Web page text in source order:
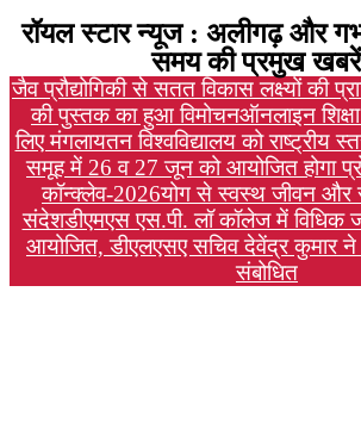
रॉयल स्टार न्यूज : अलीगढ़ और
समय की प्रमुख
जैव प्रौद्योगिकी से सतत विकास लक्ष्यों की
की पुस्तक का हुआ विमोचनऑनलाइन
लिए मंगलायतन विश्वविद्यालय को राष्ट्रीय
समूह में 26 व 27 जून को आयोजित होगा
कॉन्क्लेव-2026योग से स्वस्थ जीवन और
संदेशडीएमएस एस.पी. लॉ कॉलेज में विधिक
आयोजित, डीएलएसए सचिव देवेंद्र कुमार ने
संबोधित